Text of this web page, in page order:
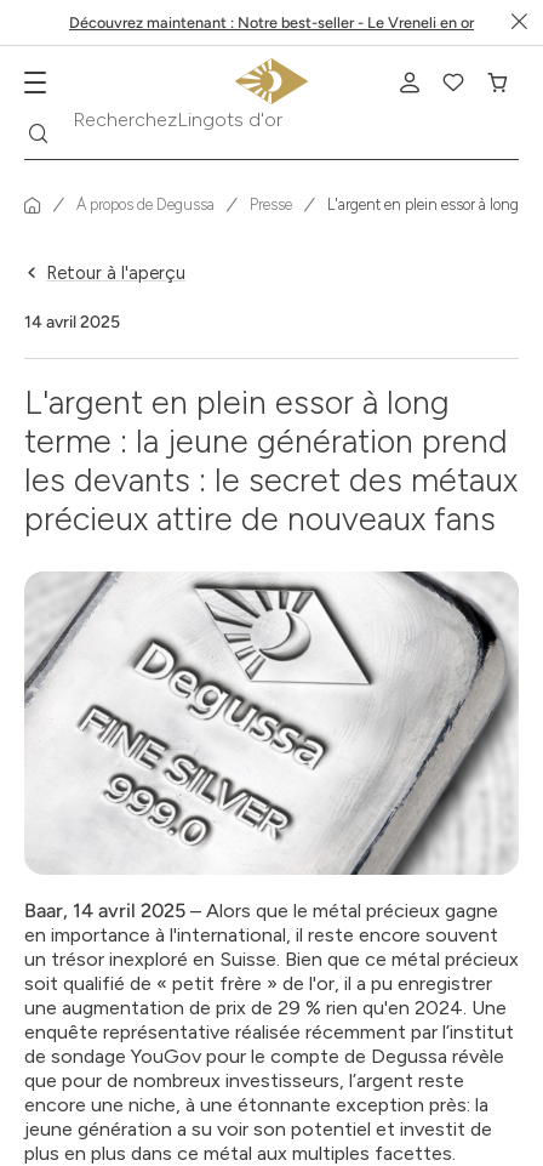
Découvrez maintenant : Notre best-seller - Le Vreneli en or
RechercheRecherchez
Lingots d'or
À propos de Degussa Presse L'argent en plein essor à long
Retour à l'aperçu
14 avril 2025
L'argent en plein essor à long
terme : la jeune génération prend
les devants : le secret des métaux
précieux attire de nouveaux fans
Baar, 14 avril 2025 – Alors que le métal précieux gagne
en importance à l'international, il reste encore souvent
un trésor inexploré en Suisse. Bien que ce métal précieux
soit qualifié de « petit frère » de l'or, il a pu enregistrer
une augmentation de prix de 29 % rien qu'en 2024. Une
enquête représentative réalisée récemment par l’institut
de sondage YouGov pour le compte de Degussa révèle
que pour de nombreux investisseurs, l’argent reste
encore une niche, à une étonnante exception près: la
jeune génération a su voir son potentiel et investit de
plus en plus dans ce métal aux multiples facettes.